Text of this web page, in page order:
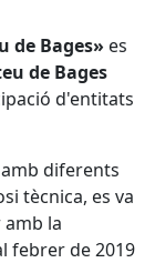
de Bages» es
de Bages
d'entitats
diferents
tècnica, es va
la
febrer de 2019